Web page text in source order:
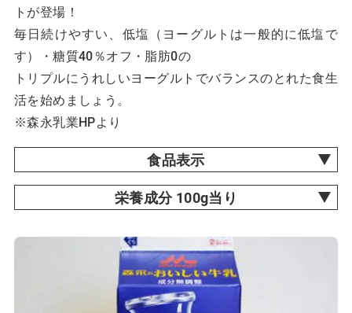
トが登場！
毎日続けやすい、低塩（ヨーグルトは一般的に低塩で
す）・糖質40％オフ・脂肪0の
トリプルにうれしいヨーグルトでバランスのとれた食生
活を始めましょう。
※森永乳業HPより
食品表示
栄養成分 100g当り